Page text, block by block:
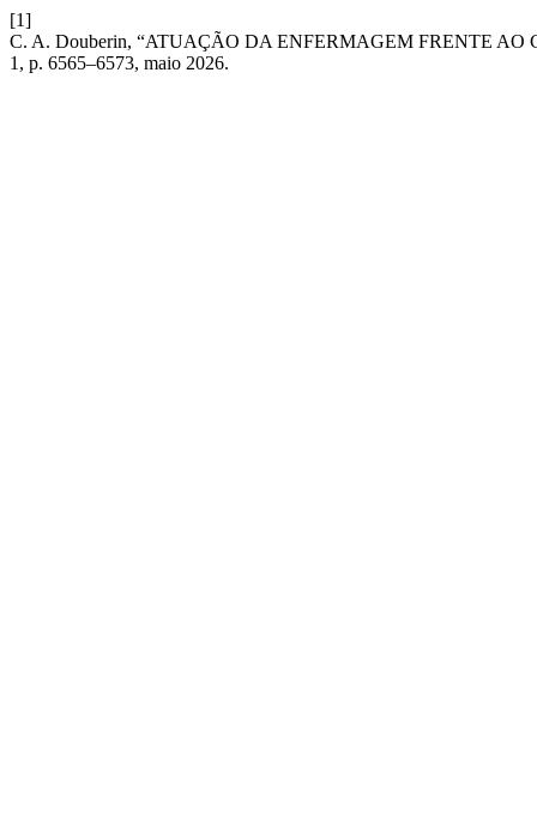
[1]
C. A. Douberin, “ATUAÇÃO DA ENFERMAGEM FRENTE
1, p. 6565–6573, maio 2026.